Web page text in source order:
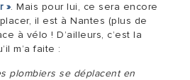
». Mais pour lui, ce sera encore
il est à Nantes (plus de
à vélo ! D’ailleurs, c’est la
m’a faite :
plombiers se déplacent en